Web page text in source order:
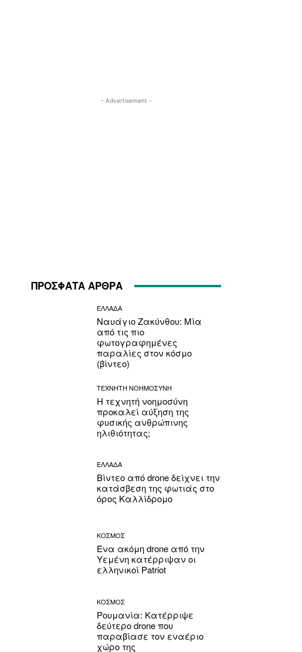
- Advertisement -
ΠΡΟΣΦΑΤΑ ΑΡΘΡΑ
ΕΛΛΑΔΑ
Ναυάγιο Ζακύνθου: Μία
από τις πιο
φωτογραφημένες
παραλίες στον κόσμο
(βίντεο)
ΤΕΧΝΗΤΗ ΝΟΗΜΟΣΥΝΗ
Η τεχνητή νοημοσύνη
προκαλεί αύξηση της
φυσικής ανθρώπινης
ηλιθιότητας;
ΕΛΛΑΔΑ
Βίντεο από drone δείχνει την
κατάσβεση της φωτιάς στο
όρος Καλλίδρομο
ΚΟΣΜΟΣ
Ένα ακόμη drone από την
Υεμένη κατέρριψαν οι
ελληνικοί Patriot
ΚΟΣΜΟΣ
Ρουμανία: Κατέρριψε
δεύτερο drone που
παραβίασε τον εναέριο
χώρο της